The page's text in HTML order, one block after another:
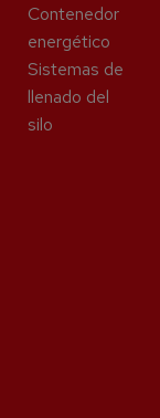
Contenedor
energético
Sistemas de
llenado del
silo